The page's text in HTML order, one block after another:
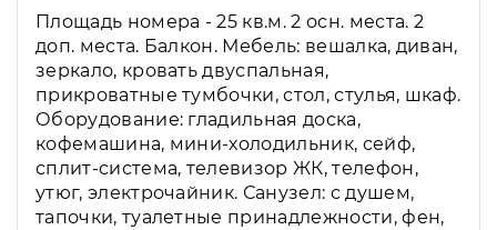
Площадь номера - 25 кв.м. 2 осн. места. 2
доп. места. Балкон. Мебель: вешалка, диван,
зеркало, кровать двуспальная,
прикроватные тумбочки, стол, стулья, шкаф.
Оборудование: гладильная доска,
кофемашина, мини-холодильник, сейф,
сплит-система, телевизор ЖК, телефон,
утюг, электрочайник. Санузел: с душем,
тапочки, туалетные принадлежности, фен,